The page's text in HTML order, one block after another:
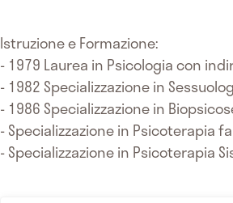
Istruzione e Formazione:
- 1979 Laurea in Psicologia con
- 1982 Specializzazione in
- 1986 Specializzazione in
- Specializzazione in Psicoterapia
- Specializzazione in Psicoterapia